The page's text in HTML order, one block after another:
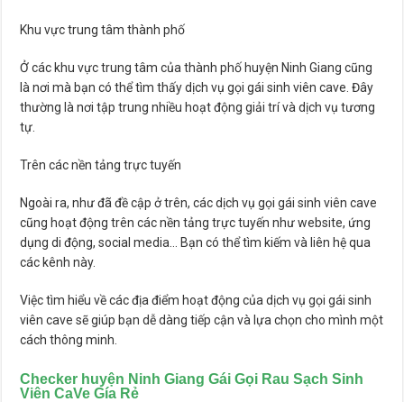
Khu vực trung tâm thành phố
Ở các khu vực trung tâm của thành phố huyện Ninh Giang cũng
là nơi mà bạn có thể tìm thấy dịch vụ gọi gái sinh viên cave. Đây
thường là nơi tập trung nhiều hoạt động giải trí và dịch vụ tương
tự.
Trên các nền tảng trực tuyến
Ngoài ra, như đã đề cập ở trên, các dịch vụ gọi gái sinh viên cave
cũng hoạt động trên các nền tảng trực tuyến như website, ứng
dụng di động, social media… Bạn có thể tìm kiếm và liên hệ qua
các kênh này.
Việc tìm hiểu về các địa điểm hoạt động của dịch vụ gọi gái sinh
viên cave sẽ giúp bạn dễ dàng tiếp cận và lựa chọn cho mình một
cách thông minh.
Checker huyện Ninh Giang Gái Gọi Rau Sạch Sinh
Viên CaVe Gía Rẻ